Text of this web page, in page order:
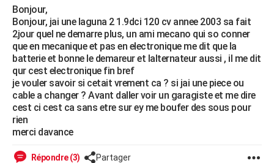
HIGH-TECH
Mobiles
Meilleur smartphone
Internet
Ordinateurs
Jeux vidéo
Guide high-tech
+BRICOLAGE
Forum
Aménagement intérieur
Extérieur
Cuisine
Salle de bains
Jardinage
Rangement
WEEK-END
Guides de France
Escapades
Patrimoine
Expositions
Musées
Week-end nature
+LIFESTYLE
Art de vivre
Bien-être
Loisirs
Modes de vie
SANTE
Alimentation
Guide de la santé
Maladies
Médicaments
Sommeil
VOYAGE
Destinations
City break
Voyage nature
Voyage de noces
Forum
Climat
PHOTO
Bonjour,
Bonjour, jai une laguna 2 1.9dci 120 cv annee 2003 sa fait
2jour quel ne demarre plus, un ami mecano qui so conner
que en mecanique et pas en electronique me dit que la
batterie et bonne le demareur et lalternateur aussi , il me dit
qur cest electronique fin bref
je vouler savoir si cetait vrement ca ? si jai une piece ou
cable a changer ? Avant daller voir un garagiste et me dire
cest ci cest ca sans etre sur ey me boufer des sous pour
rien
merci davance
Répondre (3) Partager